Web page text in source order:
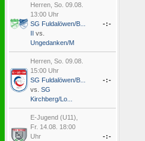
Herren, So. 09.08.
13:00 Uhr
SG Fuldalöwen/B...
vs.
Ungedanken/M
-:-
Herren, So. 09.08.
15:00 Uhr
SG Fuldalöwen/B...
vs. SG
Kirchberg/Lo...
-:-
E-Jugend (U11),
Fr. 14.08. 18:00
Uhr
-:-